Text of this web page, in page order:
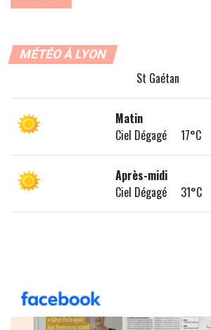
MÉTÉO À LYON
St Gaétan
Matin
Ciel Dégagé 17°C
Après-midi
Ciel Dégagé 31°C